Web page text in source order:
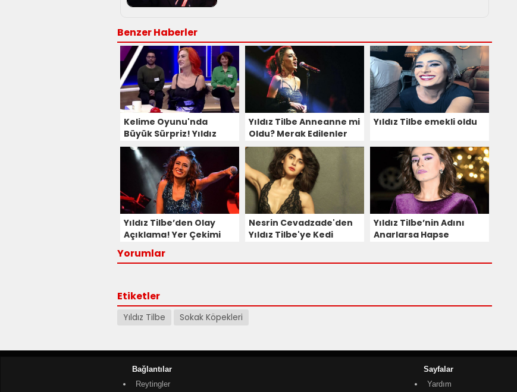
Benzer Haberler
Kelime Oyunu'nda
Büyük Sürpriz! Yıldız
Tilbe Konuk Oluyor
Yıldız Tilbe Anneanne mi
Oldu? Merak Edilenler
Yıldız Tilbe emekli oldu
Yıldız Tilbe’den Olay
Açıklama! Yer Çekimi
Nesrin Cevadzade'den
Yıldız Tilbe'ye Kedi
Yıldız Tilbe’nin Adını
Anarlarsa Hapse
Yorumlar
Etiketler
Yıldız Tilbe Sokak Köpekleri
Bağlantılar
Reytingler
Sayfalar
Yardım